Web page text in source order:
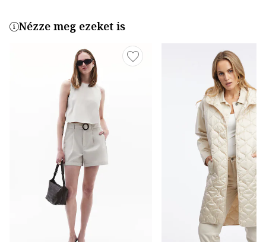
Nézze meg ezeket is